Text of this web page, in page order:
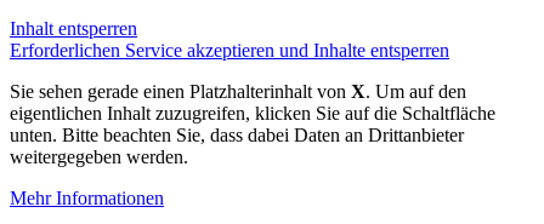
Inhalt entsperren
Erforderlichen Service akzeptieren und Inhalte entsperren
Sie sehen gerade einen Platzhalterinhalt von X. Um auf den
eigentlichen Inhalt zuzugreifen, klicken Sie auf die Schaltfläche
unten. Bitte beachten Sie, dass dabei Daten an Drittanbieter
weitergegeben werden.
Mehr Informationen